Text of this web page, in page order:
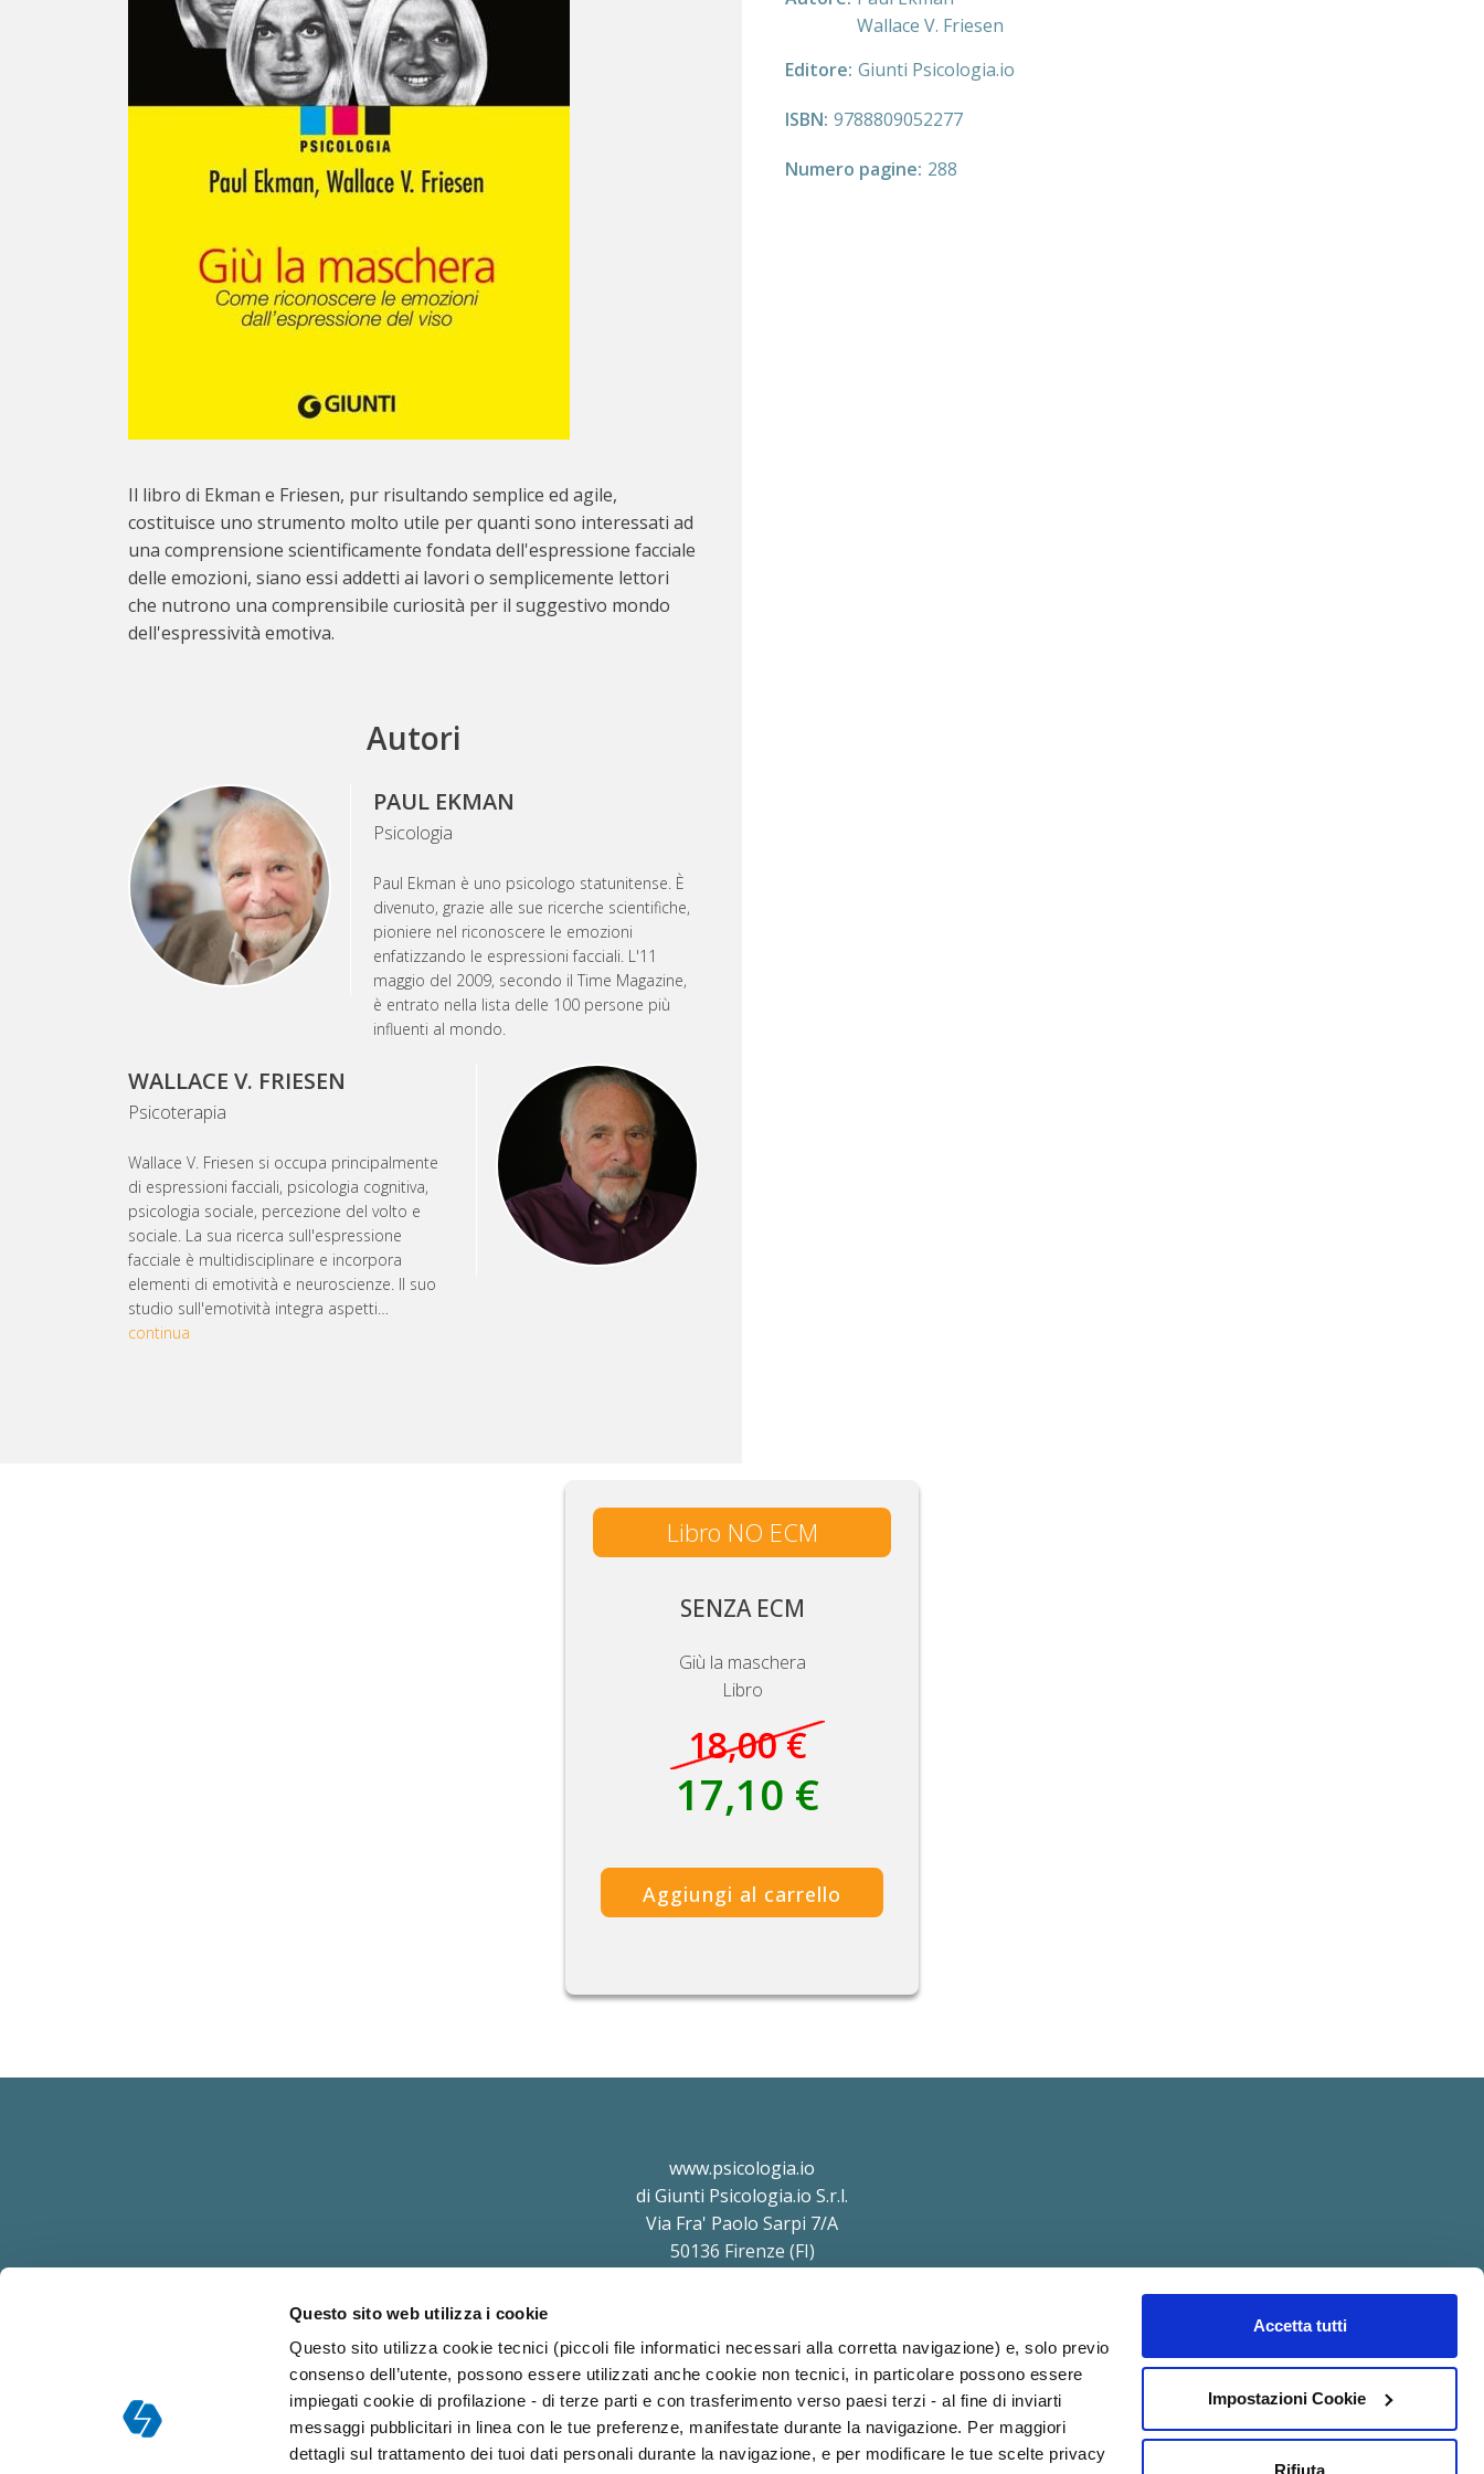
Questo sito web utilizza i cookie
Questo sito utilizza cookie tecnici (piccoli file informatici necessari alla corretta navigazione) e, solo previo
consenso dell’utente, possono essere utilizzati anche cookie non tecnici, in particolare possono essere
impiegati cookie di profilazione - di terze parti e con trasferimento verso paesi terzi - al fine di inviarti
messaggi pubblicitari in linea con le tue preferenze, manifestate durante la navigazione. Per maggiori
dettagli sul trattamento dei tuoi dati personali durante la navigazione, e per modificare le tue scelte privacy
Accetta tutti
Impostazioni Cookie
Rifiuta
Il libro di Ekman e Friesen, pur risultando semplice ed agile,
costituisce uno strumento molto utile per quanti sono interessati ad
una comprensione scientificamente fondata dell'espressione facciale
delle emozioni, siano essi addetti ai lavori o semplicemente lettori
che nutrono una comprensibile curiosità per il suggestivo mondo
dell'espressività emotiva.
Autori
PAUL EKMAN
Psicologia
Paul Ekman è uno psicologo statunitense. È
divenuto, grazie alle sue ricerche scientifiche,
pioniere nel riconoscere le emozioni
enfatizzando le espressioni facciali. L'11
maggio del 2009, secondo il Time Magazine,
è entrato nella lista delle 100 persone più
influenti al mondo.
WALLACE V. FRIESEN
Psicoterapia
Wallace V. Friesen si occupa principalmente
di espressioni facciali, psicologia cognitiva,
psicologia sociale, percezione del volto e
sociale. La sua ricerca sull'espressione
facciale è multidisciplinare e incorpora
elementi di emotività e neuroscienze. Il suo
studio sull'emotività integra aspetti…
continua
Wallace V. Friesen
Editore Giunti Psicologia.io
ISBN 9788809052277
Numero pagine 288
Libro NO ECM
SENZA ECM
Giù la maschera
Libro
18,00 €
17,10 €
www.psicologia.io
di Giunti Psicologia.io S.r.l.
Via Fra' Paolo Sarpi 7/A
50136 Firenze (FI)
soggetta a direzione e coordinamento di Holding Daniel S.r.l.